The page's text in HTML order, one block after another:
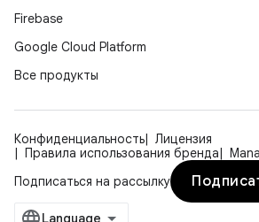
Firebase
Google Cloud Platform
Все продукты
Конфиденциальность
Лицензия
Правила использования бренда
Подписаться на рассылку